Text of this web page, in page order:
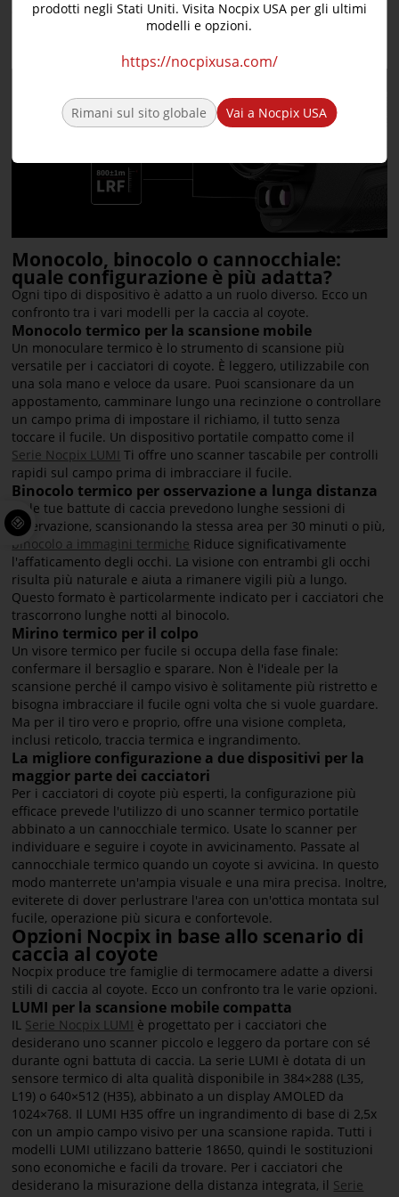
cacciate in terreni aperti o avete bisogno di distanze precise
per la compensazione della caduta del proiettile, un modello
Monocolo, binocolo o cannocchiale:
quale configurazione è più adatta?
Ogni tipo di dispositivo è adatto a un ruolo diverso. Ecco un
confronto tra i vari modelli per la caccia al coyote.
Monocolo termico per la scansione mobile
Un monoculare termico è lo strumento di scansione più
versatile per i cacciatori di coyote. È leggero, utilizzabile con
una sola mano e veloce da usare. Puoi scansionare da un
appostamento, camminare lungo una recinzione o controllare
un campo prima di impostare il richiamo, il tutto senza
toccare il fucile. Un dispositivo portatile compatto come il
Serie Nocpix LUMI Ti offre uno scanner tascabile per controlli
rapidi sul campo prima di imbracciare il fucile.
Binocolo termico per osservazione a lunga distanza
Se le tue battute di caccia prevedono lunghe sessioni di
osservazione, scansionando la stessa area per 30 minuti o più,
binocolo a immagini termiche Riduce significativamente
l'affaticamento degli occhi. La visione con entrambi gli occhi
risulta più naturale e aiuta a rimanere vigili più a lungo.
Questo formato è particolarmente indicato per i cacciatori che
trascorrono lunghe notti al binocolo.
Mirino termico per il colpo
Un visore termico per fucile si occupa della fase finale:
confermare il bersaglio e sparare. Non è l'ideale per la
scansione perché il campo visivo è solitamente più ristretto e
bisogna imbracciare il fucile ogni volta che si vuole guardare.
Ma per il tiro vero e proprio, offre una visione completa,
inclusi reticolo, traccia termica e ingrandimento.
La migliore configurazione a due dispositivi per la
maggior parte dei cacciatori
Per i cacciatori di coyote più esperti, la configurazione più
efficace prevede l'utilizzo di uno scanner termico portatile
abbinato a un cannocchiale termico. Usate lo scanner per
individuare e seguire i coyote in avvicinamento. Passate al
cannocchiale termico quando un coyote si avvicina. In questo
modo manterrete un'ampia visuale e una mira precisa. Inoltre,
eviterete di dover perlustrare l'area con un'ottica montata sul
fucile, operazione più sicura e confortevole.
Opzioni Nocpix in base allo scenario di
caccia al coyote
Nocpix produce tre famiglie di termocamere adatte a diversi
stili di caccia al coyote. Ecco un confronto tra le varie opzioni.
LUMI per la scansione mobile compatta
IL Serie Nocpix LUMI è progettato per i cacciatori che
desiderano uno scanner piccolo e leggero da portare con sé
durante ogni battuta di caccia. La serie LUMI è dotata di un
sensore termico di alta qualità disponibile in 384×288 (L35,
L19) o 640×512 (H35), abbinato a un display AMOLED da
1024×768. Il LUMI H35 offre un ingrandimento di base di 2,5x
con un ampio campo visivo per una scansione rapida. Tutti i
modelli LUMI utilizzano batterie 18650, quindi le sostituzioni
sono economiche e facili da trovare. Per i cacciatori che
desiderano la misurazione della distanza integrata, il Serie
prodotti negli Stati Uniti. Visita Nocpix USA per gli ultimi
modelli e opzioni.
https://nocpixusa.com/
Rimani sul sito globale Vai a Nocpix USA